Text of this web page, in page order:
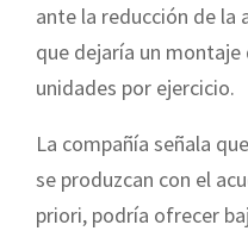
ante la reducción de la
que dejaría un
unidades por ejercicio.
La compañía señala
se produzcan con el
priori, podría ofrecer